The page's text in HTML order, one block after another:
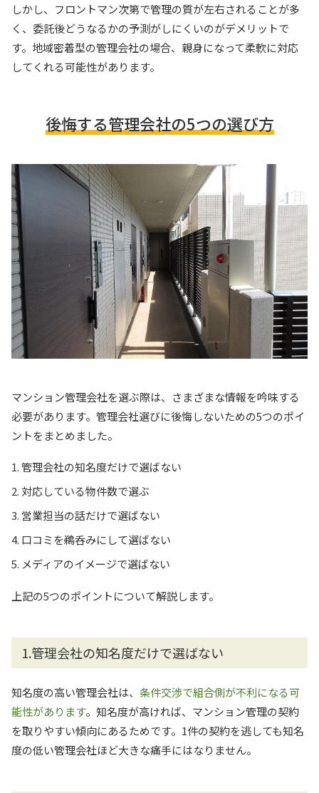
しかし、フロントマン次第で管理の質が左右されることが多
く、委託後どうなるかの予測がしにくいのがデメリットで
す。地域密着型の管理会社の場合、親身になって柔軟に対応
してくれる可能性があります。
後悔する管理会社の5つの選び方
マンション管理会社を選ぶ際は、さまざまな情報を吟味する
必要があります。管理会社選びに後悔しないための5つのポイ
ントをまとめました。
管理会社の知名度だけで選ばない
対応している物件数で選ぶ
営業担当の話だけで選ばない
口コミを鵜呑みにして選ばない
メディアのイメージで選ばない
上記の5つのポイントについて解説します。
1.管理会社の知名度だけで選ばない
知名度の高い管理会社は、 条件交渉で組合側が不利になる可
能性があります。知名度が高ければ、マンション管理の契約
を取りやすい傾向にあるためです。1件の契約を逃しても知名
度の低い管理会社ほど大きな痛手にはなりません。